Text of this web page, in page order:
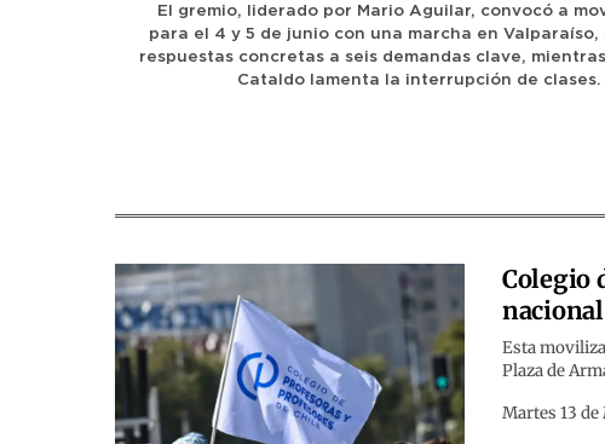
El gremio, liderado por Mario Aguilar, convocó a
para el 4 y 5 de junio con una marcha en Valparaíso,
respuestas concretas a seis demandas clave,
Cataldo lamenta la interrupción de clases.
Colegio
nacional
Esta
Plaza de
Martes 13 de